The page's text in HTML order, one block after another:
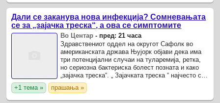
Дали се заканува нова инфекција? Сомневањата
се за „зајачка треска“, а ова се симптомите
Во Центар - пред: 21 часа
Здравствениот оддел на округот Сафолк во
американската држава Њујорк објави дека има
три потенцијални случаи на туларемија, ретка,
но сериозна бактериска болест позната и како
„зајачка треска“. „ Зајачката треска “ најчесто се
пренесува преку каснување од заразен крлеж
или крлеж ...
+1 тема » прашања »